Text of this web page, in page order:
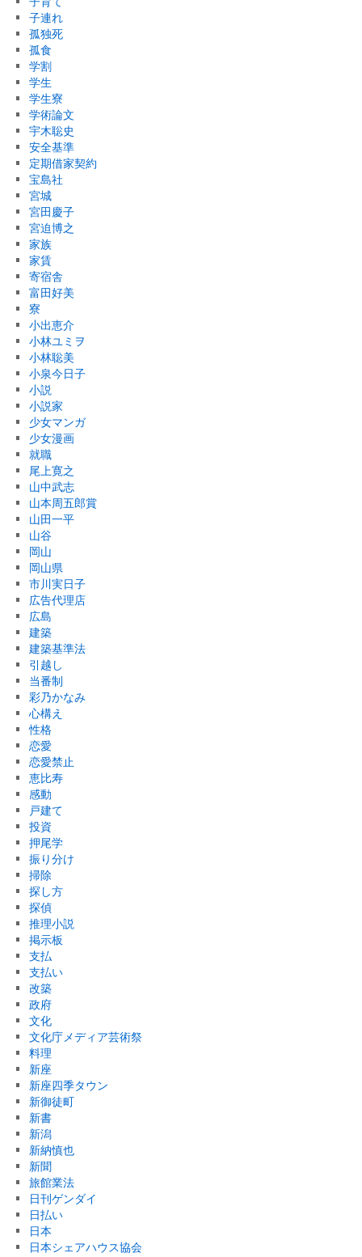
子連れ
孤独死
孤食
学割
学生
学生寮
学術論文
宇木聡史
安全基準
定期借家契約
宝島社
宮城
宮田慶子
宮迫博之
家族
家賃
寄宿舎
富田好美
寮
小出恵介
小林ユミヲ
小林聡美
小泉今日子
小説
小説家
少女マンガ
少女漫画
就職
尾上寛之
山中武志
山本周五郎賞
山田一平
山谷
岡山
岡山県
市川実日子
広告代理店
広島
建築
建築基準法
引越し
当番制
彩乃かなみ
心構え
性格
恋愛
恋愛禁止
恵比寿
感動
戸建て
投資
押尾学
振り分け
掃除
探し方
探偵
推理小説
掲示板
支払
支払い
改築
政府
文化
文化庁メディア芸術祭
料理
新座
新座四季タウン
新御徒町
新書
新潟
新納慎也
新聞
旅館業法
日刊ゲンダイ
日払い
日本
日本シェアハウス協会